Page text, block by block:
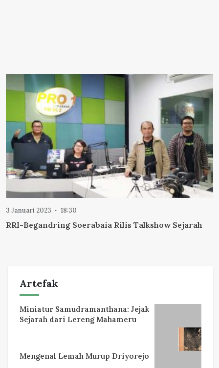
3 Januari 2023 18:30
RRI-Begandring Soerabaia Rilis Talkshow Sejarah
Artefak
Miniatur Samudramanthana: Jejak
Sejarah dari Lereng Mahameru
Mengenal Lemah Murup Driyorejo